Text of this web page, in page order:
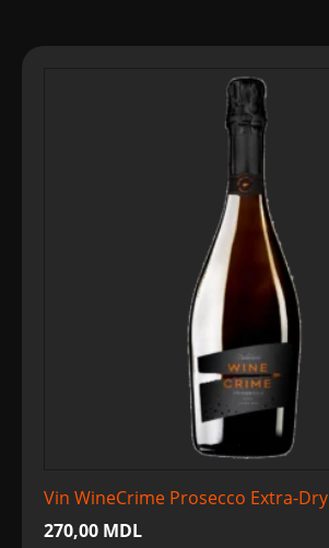
Vin WineCrime Prosecco Extra-Dry
270,00 MDL